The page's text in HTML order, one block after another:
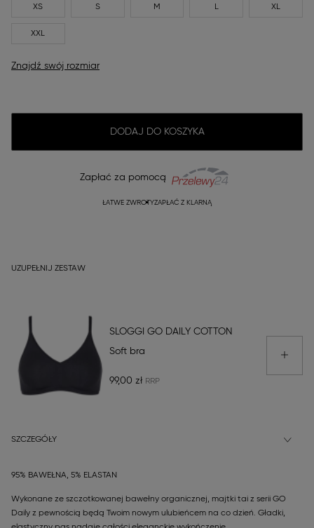
XS S M L XL
XXL
Znajdź swój rozmiar
DODAJ DO KOSZYKA
Zapłać za pomocą
ŁATWE ZWROTYZAPŁAĆ Z KLARNĄ
UZUPEŁNIJ ZESTAW
SLOGGI GO DAILY COTTON
Soft bra
99,00 zł
SZCZEGÓŁY
95% BAWEŁNA, 5% ELASTAN
Wykonane ze szczotkowanej bawełny organicznej, majtki tai z serii GO
Daily z pewnością będą Twoim nowym ulubieńcem na co dzień. Gładki,